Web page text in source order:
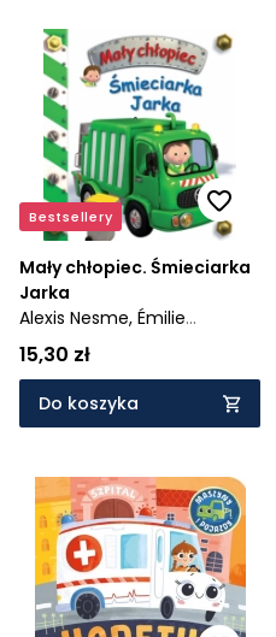
Bestsellery
Mały chłopiec. Śmieciarka
Jarka
Alexis Nesme, Émilie
Beaumont,
Bélineau
15,30 zł
Do koszyka